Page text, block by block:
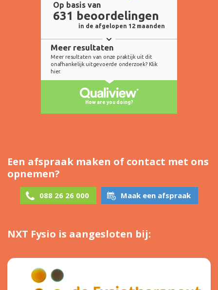
Een afspraak maken of contact met ons
opnemen?
088 26 26 000 Maak een afspraak
NXT Fysio is aangesloten bij: